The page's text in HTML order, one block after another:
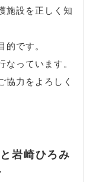
施設を正しく知
です。
っています。
協力をよろしく
岩崎ひろみ